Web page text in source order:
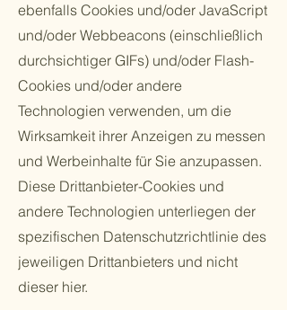
ebenfalls Cookies und/oder JavaScript
und/oder Webbeacons (einschließlich
durchsichtiger GIFs) und/oder Flash-
Cookies und/oder andere
Technologien verwenden, um die
Wirksamkeit ihrer Anzeigen zu messen
und Werbeinhalte für Sie anzupassen.
Diese Drittanbieter-Cookies und
andere Technologien unterliegen der
spezifischen Datenschutzrichtlinie des
jeweiligen Drittanbieters und nicht
dieser hier.